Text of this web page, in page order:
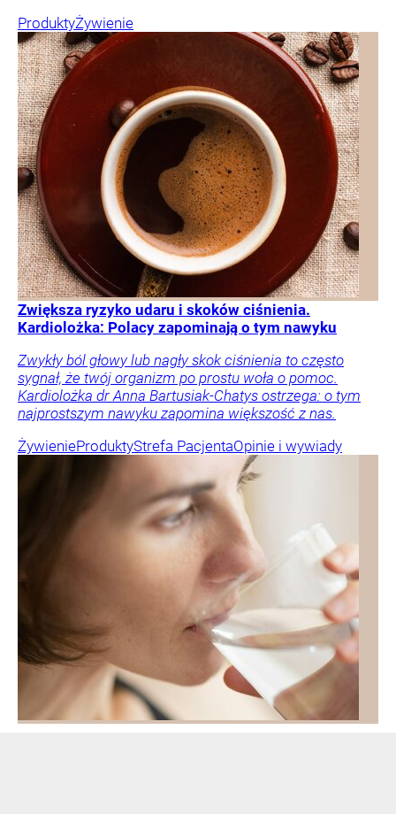
ProduktyŻywienie
Zwiększa ryzyko udaru i skoków ciśnienia.
Kardiolożka: Polacy zapominają o tym nawyku
Zwykły ból głowy lub nagły skok ciśnienia to często
sygnał, że twój organizm po prostu woła o pomoc.
Kardiolożka dr Anna Bartusiak-Chatys ostrzega: o tym
najprostszym nawyku zapomina większość z nas.
ŻywienieProduktyStrefa PacjentaOpinie i wywiady